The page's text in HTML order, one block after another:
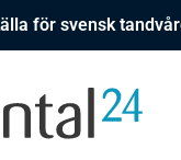
för svensk